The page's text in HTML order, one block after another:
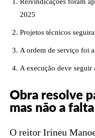
2025
Projetos técnicos
A ordem de serviço foi
A execução deve seguir
Obra resolve
mas não a
O reitor Irineu